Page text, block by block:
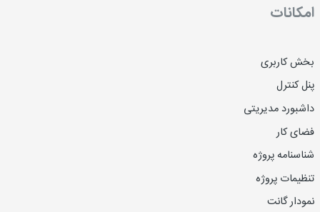
امکانات
بخش کاربری
پنل کنترل
داشبورد مدیریتی
فضای کار
شناسنامه پروژه
تنظیمات پروژه
نمودار گانت